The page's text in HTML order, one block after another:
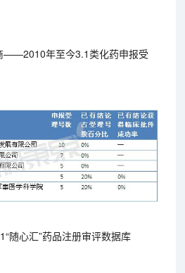
——2010年至今3.1类化药申报受
随心汇”药品注册审评数据库